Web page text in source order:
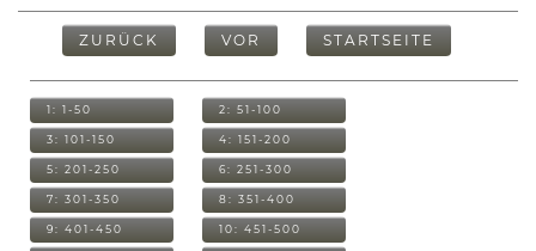
ZURÜCK VOR STARTSEITE
1: 1-50 2: 51-100
3: 101-150 4: 151-200
5: 201-250 6: 251-300
7: 301-350 8: 351-400
9: 401-450 10: 451-500